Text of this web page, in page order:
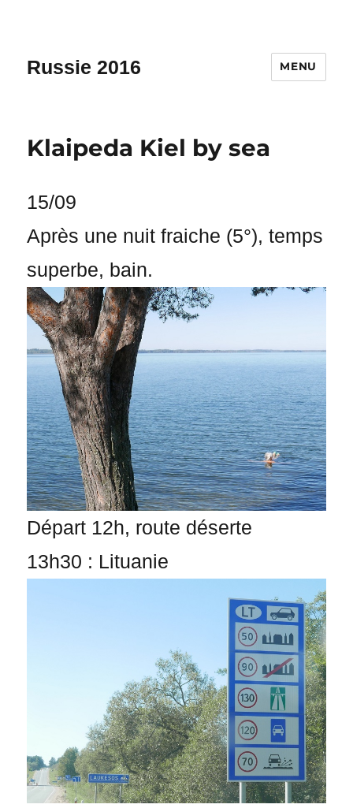
Russie 2016 MENU
Klaipeda Kiel by sea
15/09
Après une nuit fraiche (5°), temps
superbe, bain.
Départ 12h, route déserte
13h30 : Lituanie